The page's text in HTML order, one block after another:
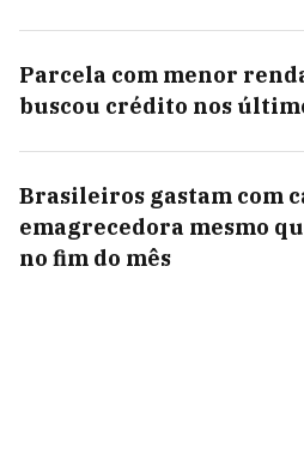
Parcela com menor
buscou crédito nos
Brasileiros gastam com
emagrecedora mesmo
no fim do mês